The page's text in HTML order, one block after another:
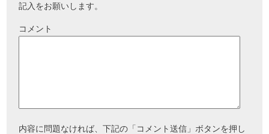
記入をお願いします。
コメント
内容に問題なければ、下記の「コメント送信」ボタンを押し